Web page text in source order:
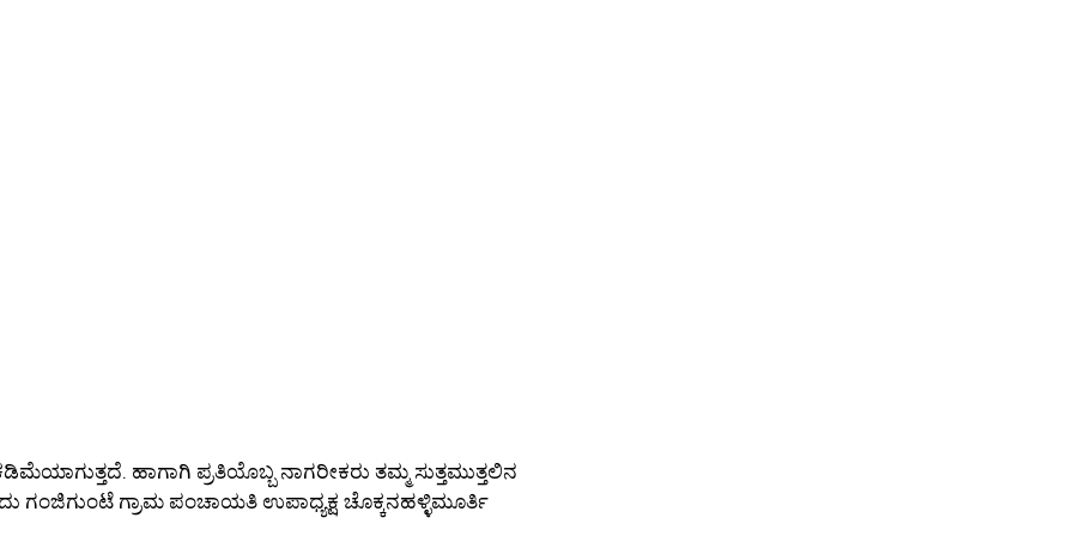
ಹಾಗಾಗಿ ಪ್ರತಿಯೊಬ್ಬ ನಾಗರೀಕರು ತಮ್ಮ ಸುತ್ತಮುತ್ತಲಿನ
ಗಂಜಿಗುಂಟೆ ಗ್ರಾಮ ಪಂಚಾಯತಿ ಉಪಾಧ್ಯಕ್ಷ ಚೊಕ್ಕನಹಳ್ಳಿಮೂರ್ತಿ